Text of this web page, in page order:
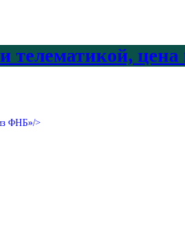
цена
ФНБ»/>